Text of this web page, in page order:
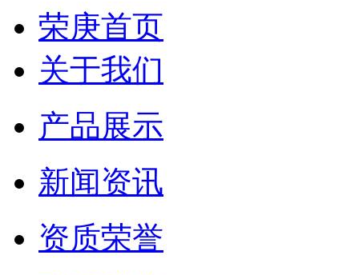
荣庚首页
关于我们
产品展示
新闻资讯
资质荣誉